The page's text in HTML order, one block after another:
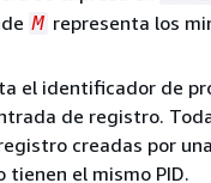
M representa los
el identificador de
de registro.
creadas por
tienen el mismo PID.